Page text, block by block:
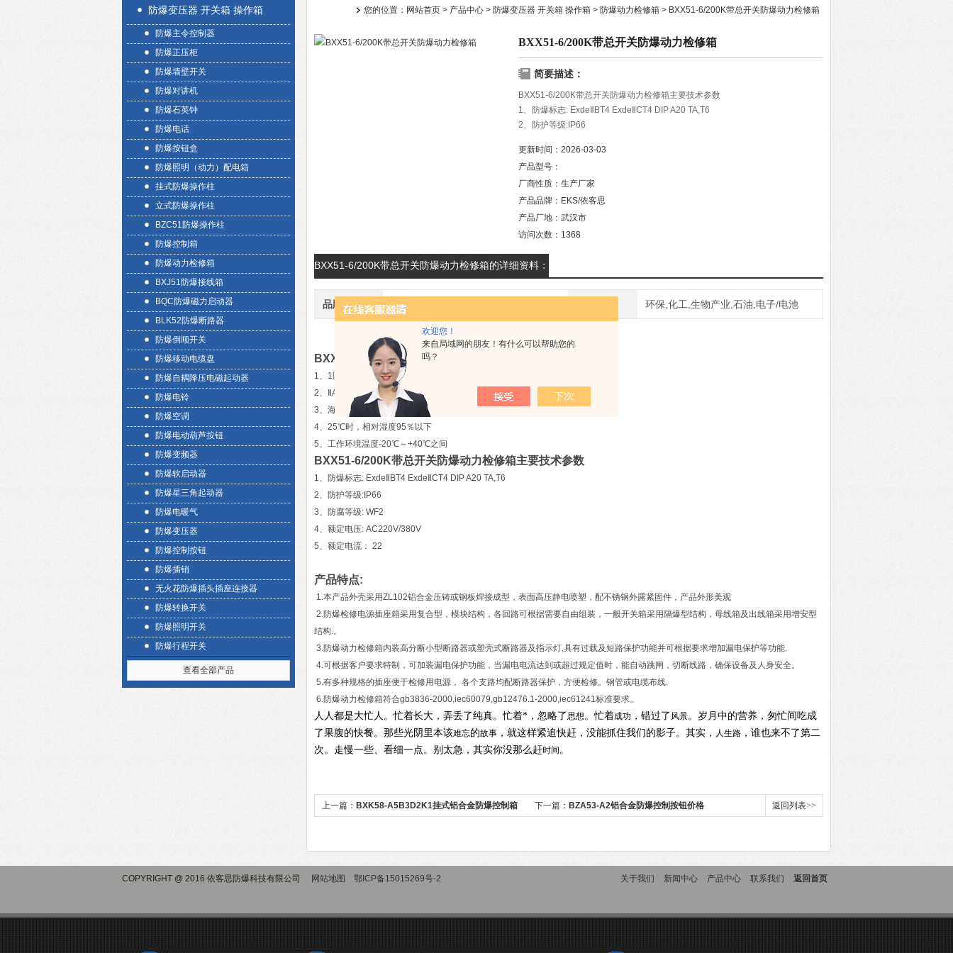
欢迎您！
来自局域网的朋友！有什么可以帮助您的
吗？
防爆变压器 开关箱 操作箱
防爆主令控制器
防爆正压柜
防爆墙壁开关
防爆对讲机
防爆石英钟
防爆电话
防爆按钮盒
防爆照明（动力）配电箱
挂式防爆操作柱
立式防爆操作柱
BZC51防爆操作柱
防爆控制箱
防爆动力检修箱
BXJ51防爆接线箱
BQC防爆磁力启动器
BLK52防爆断路器
防爆倒顺开关
防爆移动电缆盘
防爆自耦降压电磁起动器
防爆电铃
防爆空调
防爆电动葫芦按钮
防爆变频器
防爆软启动器
防爆星三角起动器
防爆电暖气
防爆变压器
防爆控制按钮
防爆插销
无火花防爆插头插座连接器
防爆转换开关
防爆照明开关
防爆行程开关
查看全部产品
您的位置： 网站首页 > 产品中心 > 防爆变压器 开关箱 操作箱 > 防爆动力检修箱 > BXX51-6/200K带总开关防爆动力检修箱
BXX51-6/200K带总开关防爆动力检修箱
简要描述：
BXX51-6/200K带总开关防爆动力检修箱主要技术参数
1、防爆标志: ExdeⅡBT4 ExdeⅡCT4 DIP A20 TA,T6
2、防护等级:IP66
4、额定电压: AC220V/380V
5、额定电流： 22
更新时间： 2026-03-03
产品型号：
厂商性质： 生产厂家
产品品牌： EKS/依客思
产品厂地： 武汉市
访问次数： 1368
BXX51-6/200K带总开关防爆动力检修箱的详细资料：
品牌 EKS/依客思 环保,化工,生物产业,石油,电子/电池
BXX51-6/200K带总开关防爆动力检修箱
1、1区、2区爆炸性气体混合物危险场所或20区、21区、22区可燃性粉尘场所
2、ⅡA、ⅡB、 ⅡC类T1～T6组爆炸性气体混合物同时可使用在可燃性粉尘环境
3、海拔高度不超过2000米
4、25℃时，相对湿度95％以下
5、工作环境温度-20℃～+40℃之间
BXX51-6/200K带总开关防爆动力检修箱主要技术参数
1、防爆标志: ExdeⅡBT4 ExdeⅡCT4 DIP A20 TA,T6
2、防护等级:IP66
3、防腐等级: WF2
4、额定电压: AC220V/380V
5、额定电流： 22
产品特点:
1.本产品外壳采用ZL102铝合金压铸或钢板焊接成型，表面高压静电喷塑，配不锈钢外露紧固件，产品外形美观
2.防爆检修电源插座箱采用复合型，模块结构，各回路可根据需要自由组装，一般开关箱采用隔爆型结构，母线箱及出线箱采用增安型
结构.。
3.防爆动力检修箱内装高分断小型断路器或塑壳式断路器及指示灯,具有过载及短路保护功能并可根据要求增加漏电保护等功能.
4.可根据客户要求特制，可加装漏电保护功能，当漏电电流达到或超过规定值时，能自动跳闸，切断线路，确保设备及人身安全。
5.有多种规格的插座便于检修用电源， 各个支路均配断路器保护，方便检修。钢管或电缆布线.
6.防爆动力检修箱符合gb3836-2000,iec60079,gb12476.1-2000,iec61241标准要求。
人人都是大忙人。忙着长大，弄丢了纯真。忙着*，忽略了思想。忙着成功 ，错过了 风景。岁月中的营养，匆忙间吃成
了果腹的快餐。那些光阴里本该难忘的故事 ，就这样紧追快赶，没能抓住我们的影子。其实， 人生路 ，谁也来不了第二
次。走慢一些、看细一点。别太急，其实你没那么赶时间。
上一篇： BXK58-A5B3D2K1挂式铝合金防爆控制箱 下一篇： BZA53-A2铝合金防爆控制按钮价格 返回列表>>
COPYRIGHT @ 2016 依客思防爆科技有限公司 网站地图 鄂ICP备15015269号-2 关于我们 新闻中心 产品中心 联系我们 返回首页